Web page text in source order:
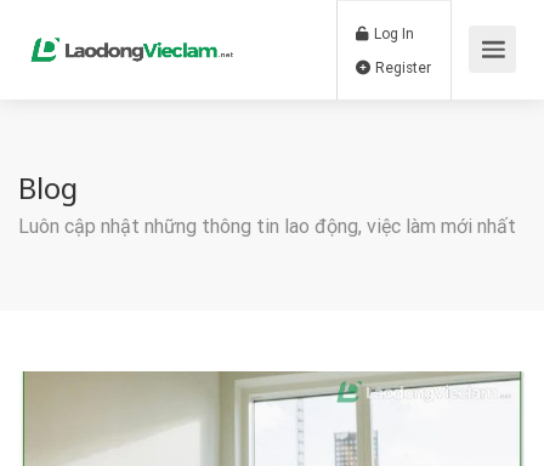
Log In
Blog
Luôn cập nhật những thông tin lao động, việc làm mới nhất